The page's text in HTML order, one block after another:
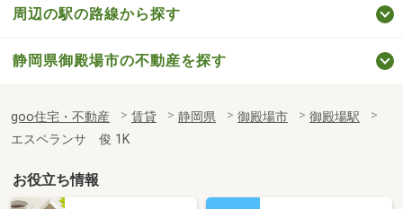
周辺の駅の路線から探す
静岡県御殿場市の不動産を探す
goo住宅・不動産 賃貸 静岡県 御殿場市
御殿場駅
エスペランサ 俊 1K
お役立ち情報